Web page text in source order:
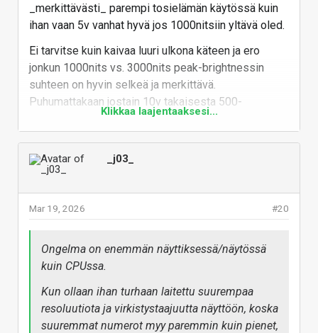
_merkittävästi_ parempi tosielämän käytössä kuin
ihan vaan 5v vanhat hyvä jos 1000nitsiin yltävä oled.
Ei tarvitse kuin kaivaa luuri ulkona käteen ja ero
jonkun 1000nits vs. 3000nits peak-brightnessin
suhteen on hyvin selkeä ja merkittävä.
Puhumattakaan jostain 10v takaisesta 500-
600nitsiin yltävistä. Tai jos katsotaan noita ekoja
samsungeja joissa pentile-oledeja tuli, niin niistä ei
nähnyt about yhtään mitään kirkkaassa
valaistuksessa.
edit: tai ehkä mun "tosielämän" käyttö on erilaista
kuin muilla? Itse kun saatan joskus ottaa luurin
taskusta myös auringonpaisteessa ulkona. Jos
vaikka auringonpaisteella laskettelurinteessä haluaa
nähdä luurin näytöstä jotain, niin sellaista kirkkautta
Vastaa
Klikkaa laajentaaksesi...
_j03_
#20
Mar 19, 2026
Ongelma on enemmän näyttiksessä/näytössä
kuin CPUssa.
Kun ollaan ihan turhaan laitettu suurempaa
resoluutiota ja virkistystaajuutta näyttöön, koska
suuremmat numerot myy paremmin kuin pienet,